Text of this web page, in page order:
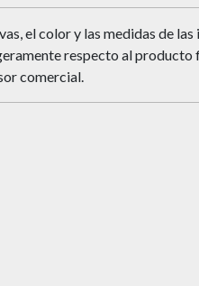
el color y las medidas de
respecto al producto
comercial.